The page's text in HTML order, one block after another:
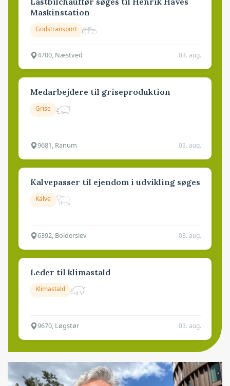
Maskinstation
Godstransport
4700, Næstved 03. aug.
Medarbejdere til griseproduktion
Grise
9681, Ranum 03. aug.
Kalvepasser til ejendom i udvikling søges
Kalve
6392, Bolderslev 03. aug.
Leder til klimastald
Klimastald
9670, Løgstør 03. aug.